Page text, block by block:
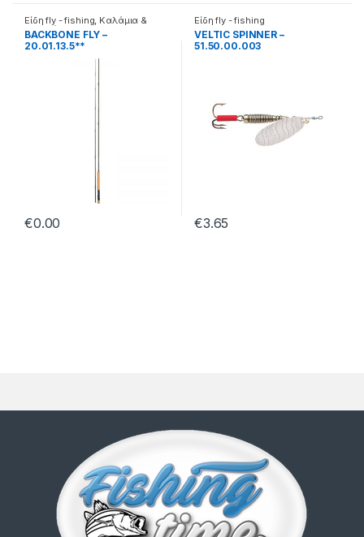
Είδη fly - fishing Καλάμια &
μηχανάκια fly fishing
BACKBONE FLY –
20.01.13.5**
€0.00
Είδη fly - fishing
VELTIC SPINNER –
51.50.00.003
€3.65